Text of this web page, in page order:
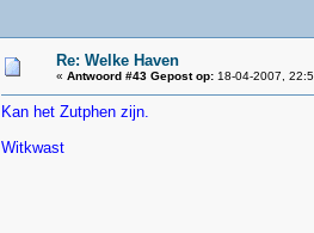
Re: Welke Haven
« Antwoord #43 Gepost op:18-04-2007,
Kan het Zutphen zijn.
Witkwast